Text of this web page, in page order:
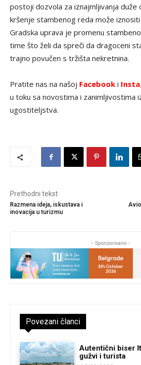
postoji dozvola za iznajmljivanja duže
kršenje stambenog reda može
Gradska uprava je promenu
time što želi da spreči da dragoceni
trajno povučen s tržišta nekretnina.
Pratite nas na našoj Facebook i
u toku sa novostima i zanimljivostima
ugostiteljstva.
Prethodni tekst
Razmena ideja, iskustava i
inovacija u turizmu
- Sponzorisano -
Povezani članci
Autentični biser
gužvi i turista